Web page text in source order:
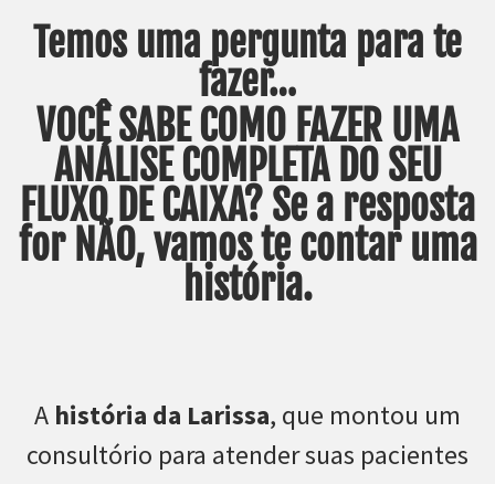
Temos uma pergunta para te
fazer…
VOCÊ SABE COMO FAZER UMA
ANÁLISE COMPLETA DO SEU
FLUXO DE CAIXA? Se a resposta
for NÃO, vamos te contar uma
história.
A história da Larissa, que montou um
consultório para atender suas pacientes